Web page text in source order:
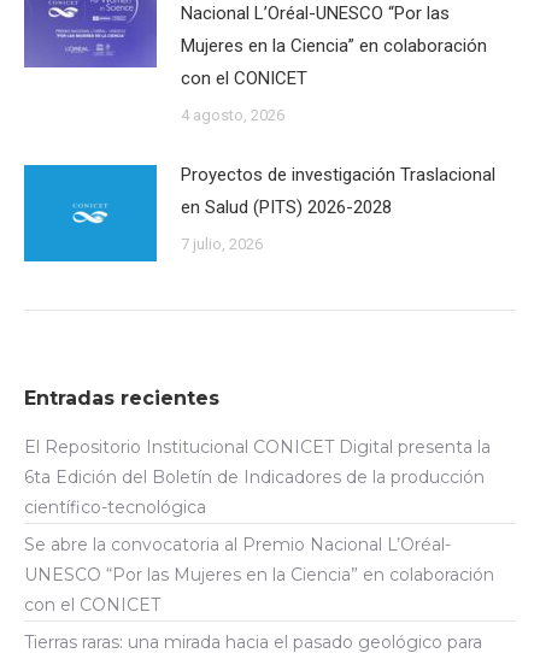
Nacional L’Oréal-UNESCO “Por las
Mujeres en la Ciencia” en colaboración
con el CONICET
4 agosto, 2026
Proyectos de investigación Traslacional
en Salud (PITS) 2026-2028
7 julio, 2026
Entradas recientes
El Repositorio Institucional CONICET Digital presenta la
6ta Edición del Boletín de Indicadores de la producción
científico-tecnológica
Se abre la convocatoria al Premio Nacional L’Oréal-
UNESCO “Por las Mujeres en la Ciencia” en colaboración
con el CONICET
Tierras raras: una mirada hacia el pasado geológico para